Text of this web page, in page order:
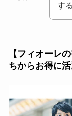
す
【フィオーレ
ちからお得に